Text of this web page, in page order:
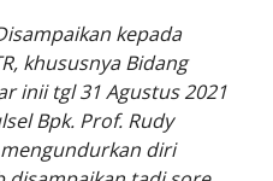
kepada
khususnya Bidang
inii tgl 31 Agustus 2021
Bpk. Prof. Rudy
diri